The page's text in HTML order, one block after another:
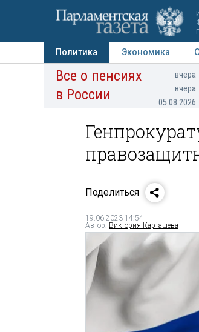
Политика Экономика
Авторы Персоны
Все о пенсиях
в России
вчера
вчера
05.08.2026
Поделиться
19.06.2023 14:54
Автор: Виктория Карташева